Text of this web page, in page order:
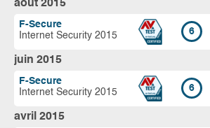
août 2015
F-Secure
Internet Security 2015
6
juin 2015
F-Secure
Internet Security 2015
6
avril 2015